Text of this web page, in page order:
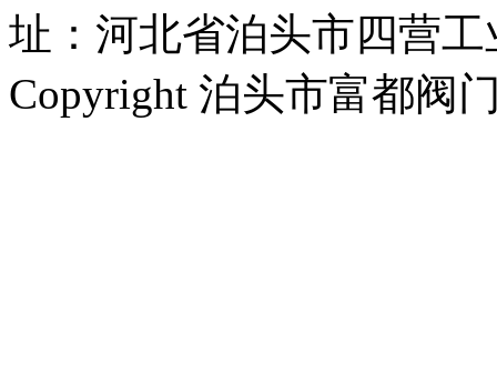
址：河北省泊头市四营工
Copyright 泊头市富都阀